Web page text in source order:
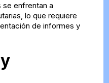
enfrentan a
lo que requiere
de informes y